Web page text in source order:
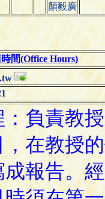
顏毅廣
間(Office Hours)